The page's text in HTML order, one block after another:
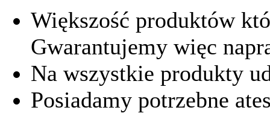
Większość produktów
Gwarantujemy więc
Na wszystkie produkty
Posiadamy potrzebne